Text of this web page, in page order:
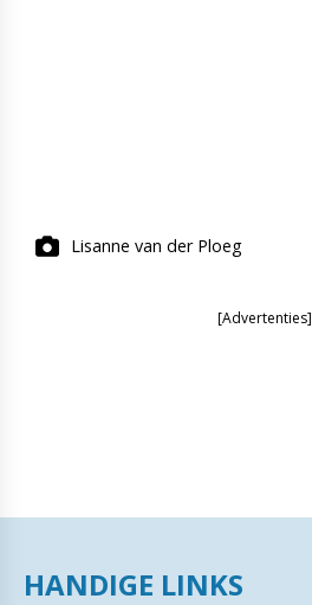
Lisanne van der Ploeg
[Advertenties]
HANDIGE LINKS